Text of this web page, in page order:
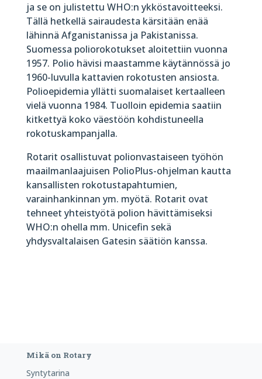
ja se on julistettu WHO:n ykköstavoitteeksi.
Tällä hetkellä sairaudesta kärsitään enää
lähinnä Afganistanissa ja Pakistanissa.
Suomessa poliorokotukset aloitettiin vuonna
1957. Polio hävisi maastamme käytännössä jo
1960-luvulla kattavien rokotusten ansiosta.
Polioepidemia yllätti suomalaiset kertaalleen
vielä vuonna 1984. Tuolloin epidemia saatiin
kitkettyä koko väestöön kohdistuneella
rokotuskampanjalla.
Rotarit osallistuvat polionvastaiseen työhön
maailmanlaajuisen PolioPlus-ohjelman kautta
kansallisten rokotustapahtumien,
varainhankinnan ym. myötä. Rotarit ovat
tehneet yhteistyötä polion hävittämiseksi
WHO:n ohella mm. Unicefin sekä
yhdysvaltalaisen Gatesin säätiön kanssa.
Mikä on Rotary
Syntytarina